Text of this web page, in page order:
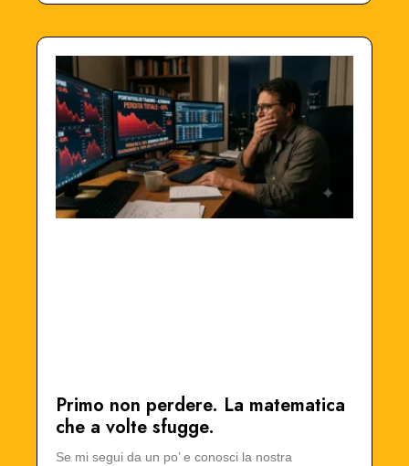
Primo non perdere. La matematica
che a volte sfugge.
Se mi segui da un po’ e conosci la nostra